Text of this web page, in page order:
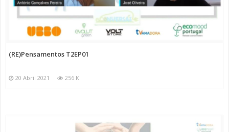
(RE)Pensamentos T2EP01
20 Abril 2021 256 K